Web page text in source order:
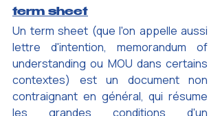
term sheet
Un term sheet (que l'on appelle aussi
lettre d'intention, memorandum of
understanding ou MOU dans certains
contextes) est un document non
contraignant en général, qui résume
les grandes conditions d'un